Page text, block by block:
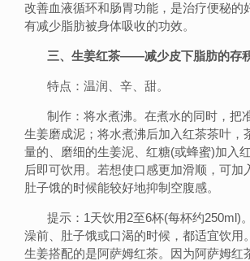
改善血液循环和肠胃功能，是治疗便秘的
有减少脂肪被身体吸收的功效。
三、生姜红茶——减少皮下脂肪的存
特点：温润、辛、甜。
制作：将水煮沸。在煮水的同时，把
生姜磨成泥；将水煮沸后加入红茶茶叶，
量的、磨细的生姜泥、红糖(或蜂蜜)加入
后即可饮用。若想使口感更加滑顺，可加
肚子饿的时候能较好地抑制空腹感。
提示：1天饮用2至6杯(每杯约250ml)
澡前、肚子饿或口渴的时候，都适宜饮用
生姜搭配的是阿萨姆红茶。因为阿萨姆红